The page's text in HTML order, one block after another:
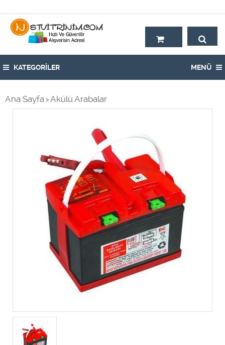
KATEGORİLER MENÜ
Ana Sayfa > Akülü Arabalar